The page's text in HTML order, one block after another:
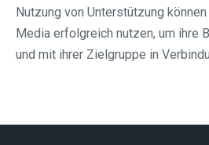
Nutzung von Unterstützung
Media erfolgreich nutzen, um ihre
und mit ihrer Zielgruppe in